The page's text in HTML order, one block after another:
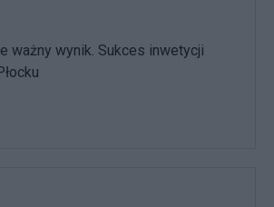
ważny wynik. Sukces inwetycji